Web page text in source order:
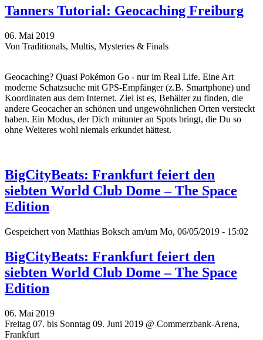
Tanners Tutorial: Geocaching Freiburg
06. Mai 2019
Von Traditionals, Multis, Mysteries & Finals
Geocaching? Quasi Pokémon Go - nur im Real Life. Eine Art
moderne Schatzsuche mit GPS-Empfänger (z.B. Smartphone) und
Koordinaten aus dem Internet. Ziel ist es, Behälter zu finden, die
andere Geocacher an schönen und ungewöhnlichen Orten versteckt
haben. Ein Modus, der Dich mitunter an Spots bringt, die Du so
ohne Weiteres wohl niemals erkundet hättest.
BigCityBeats: Frankfurt feiert den
siebten World Club Dome – The Space
Edition
Gespeichert von Matthias Boksch am/um Mo, 06/05/2019 - 15:02
BigCityBeats: Frankfurt feiert den
siebten World Club Dome – The Space
Edition
06. Mai 2019
Freitag 07. bis Sonntag 09. Juni 2019 @ Commerzbank-Arena,
Frankfurt